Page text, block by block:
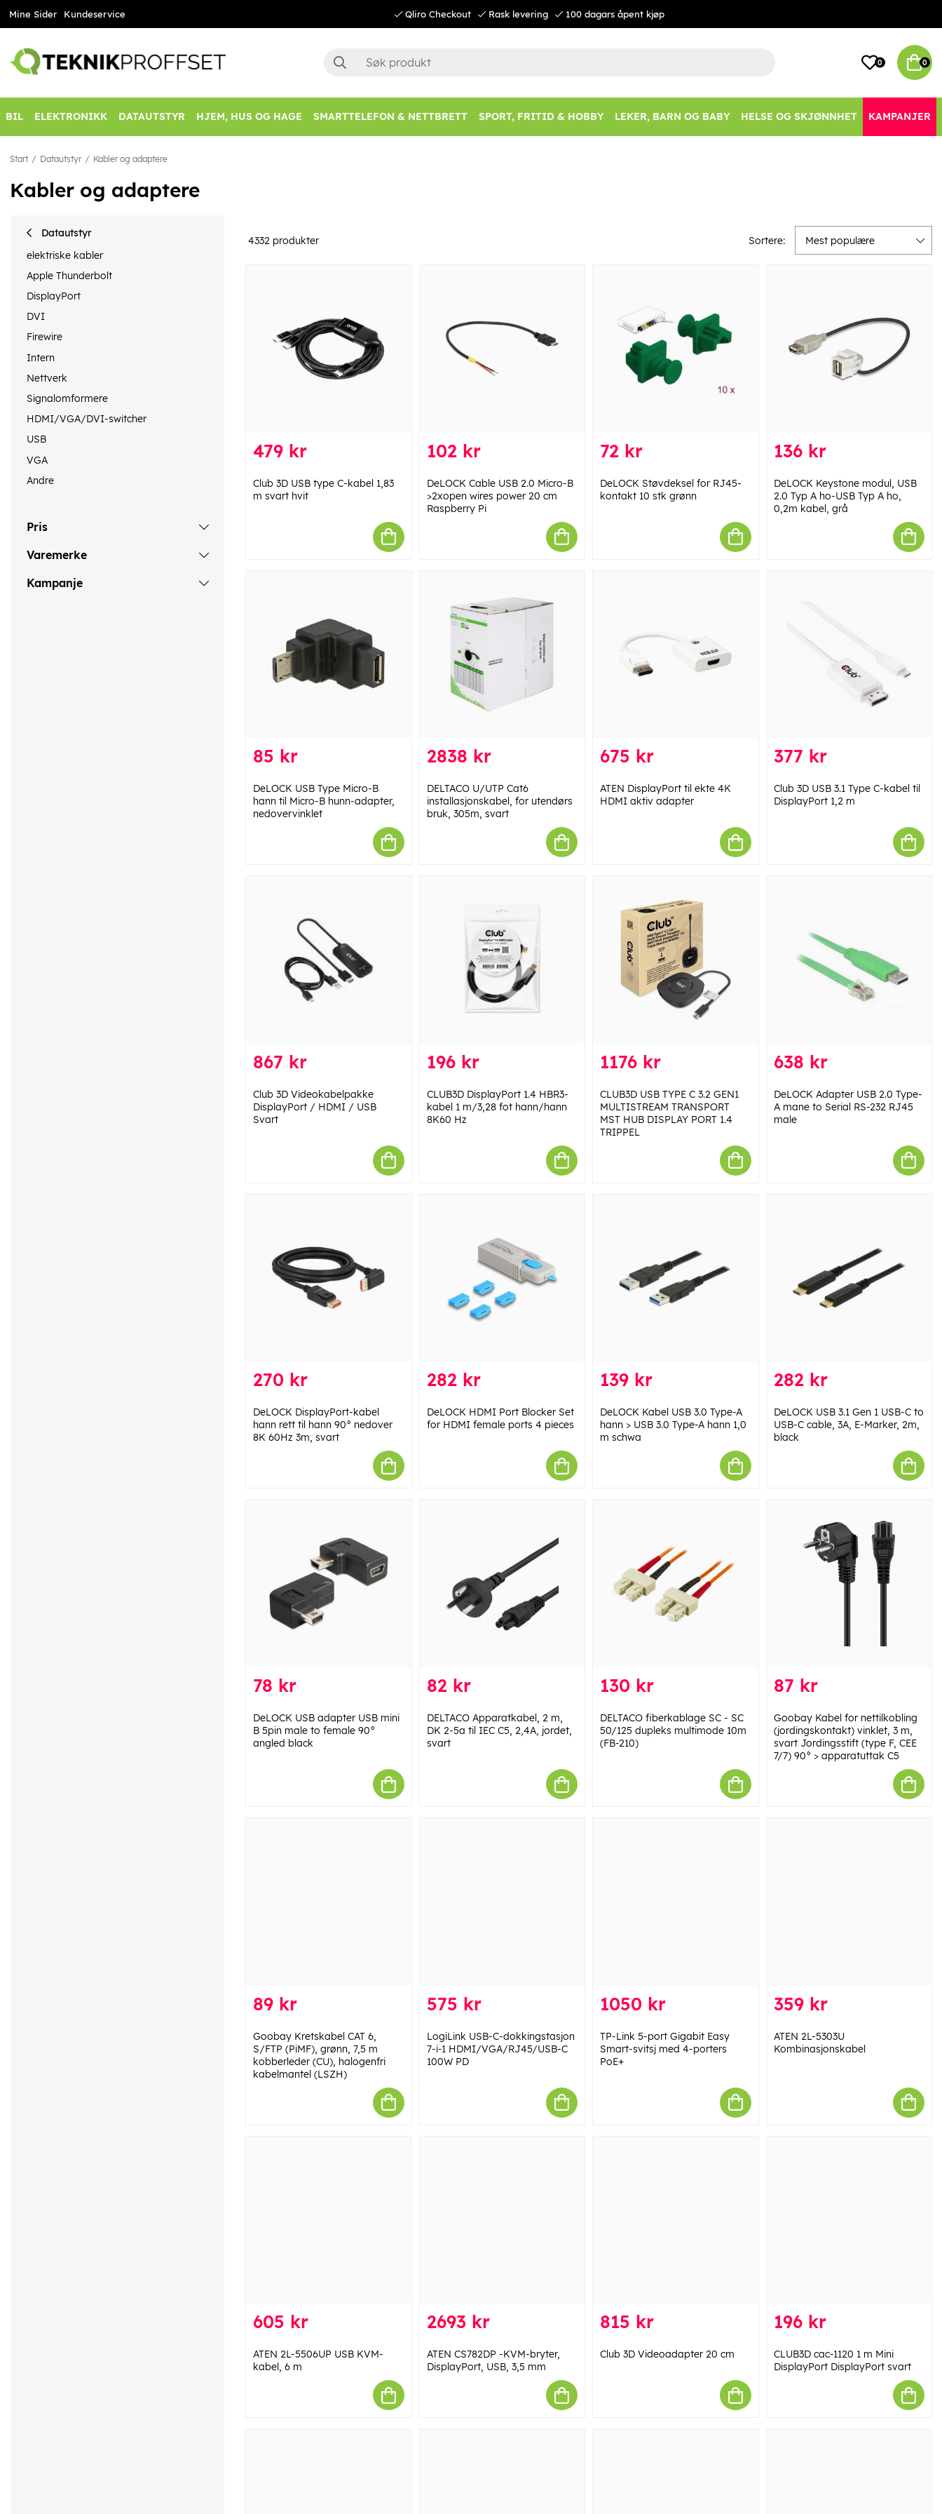
Mine Sider Kundeservice Qliro Checkout Rask levering 100 dagars åpent kjøp
0 0
BIL ELEKTRONIKK DATAUTSTYR HJEM, HUS OG HAGE SMARTTELEFON & NETTBRETT SPORT, FRITID & HOBBY LEKER, BARN OG BABY HELSE OG SKJØNNHET KAMPANJER
Start Datautstyr Kabler og adaptere
Kabler og adaptere
Datautstyr
elektriske kabler
Apple Thunderbolt
DisplayPort
DVI
Firewire
Intern
Nettverk
Signalomformere
HDMI/VGA/DVI-switcher
USB
VGA
Andre
Pris
Varemerke
Kampanje
4332 produkter Sortere: Mest populære
479 kr
Club 3D USB type C-kabel 1,83
m svart hvit
102 kr
DeLOCK Cable USB 2.0 Micro-B
>2xopen wires power 20 cm
Raspberry Pi
72 kr
DeLOCK Støvdeksel for RJ45-
kontakt 10 stk grønn
136 kr
DeLOCK Keystone modul, USB
2.0 Typ A ho-USB Typ A ho,
0,2m kabel, grå
85 kr
DeLOCK USB Type Micro-B
hann til Micro-B hunn-adapter,
nedovervinklet
2838 kr
DELTACO U/UTP Cat6
installasjonskabel, for utendørs
bruk, 305m, svart
675 kr
ATEN DisplayPort til ekte 4K
HDMI aktiv adapter
377 kr
Club 3D USB 3.1 Type C-kabel til
DisplayPort 1,2 m
867 kr
Club 3D Videokabelpakke
DisplayPort / HDMI / USB
Svart
196 kr
CLUB3D DisplayPort 1.4 HBR3-
kabel 1 m/3,28 fot hann/hann
8K60 Hz
1176 kr
CLUB3D USB TYPE C 3.2 GEN1
MULTISTREAM TRANSPORT
MST HUB DISPLAY PORT 1.4
TRIPPEL
638 kr
DeLOCK Adapter USB 2.0 Type-
A mane to Serial RS-232 RJ45
male
270 kr
DeLOCK DisplayPort-kabel
hann rett til hann 90° nedover
8K 60Hz 3m, svart
282 kr
DeLOCK HDMI Port Blocker Set
for HDMI female ports 4 pieces
139 kr
DeLOCK Kabel USB 3.0 Type-A
hann > USB 3.0 Type-A hann 1,0
m schwa
282 kr
DeLOCK USB 3.1 Gen 1 USB-C to
USB-C cable, 3A, E-Marker, 2m,
black
78 kr
DeLOCK USB adapter USB mini
B 5pin male to female 90°
angled black
82 kr
DELTACO Apparatkabel, 2 m,
DK 2-5a til IEC C5, 2,4A, jordet,
svart
130 kr
DELTACO fiberkablage SC - SC
50/125 dupleks multimode 10m
(FB-210)
87 kr
Goobay Kabel for nettilkobling
(jordingskontakt) vinklet, 3 m,
svart Jordingsstift (type F, CEE
7/7) 90° > apparatuttak C5
89 kr
Goobay Kretskabel CAT 6,
S/FTP (PiMF), grønn, 7,5 m
kobberleder (CU), halogenfri
kabelmantel (LSZH)
575 kr
LogiLink USB-C-dokkingstasjon
7-i-1 HDMI/VGA/RJ45/USB-C
100W PD
1050 kr
TP-Link 5-port Gigabit Easy
Smart-svitsj med 4-porters
PoE+
359 kr
ATEN 2L-5303U
Kombinasjonskabel
605 kr
ATEN 2L-5506UP USB KVM-
kabel, 6 m
2693 kr
ATEN CS782DP -KVM-bryter,
DisplayPort, USB, 3,5 mm
815 kr
Club 3D Videoadapter 20 cm
196 kr
CLUB3D cac-1120 1 m Mini
DisplayPort DisplayPort svart